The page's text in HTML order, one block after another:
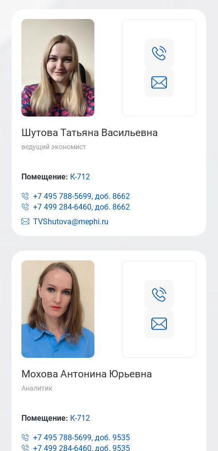
Шутова Татьяна Васильевна
ведущий экономист
TVShutova@mephi.ru
Помещение: К-712
+7 495 788-5699, доб. 8662
+7 499 284-6460, доб. 8662
Мохова Антонина Юрьевна
Аналитик
Помещение: К-712
+7 495 788-5699, доб. 9535
+7 499 284-6460, доб. 9535